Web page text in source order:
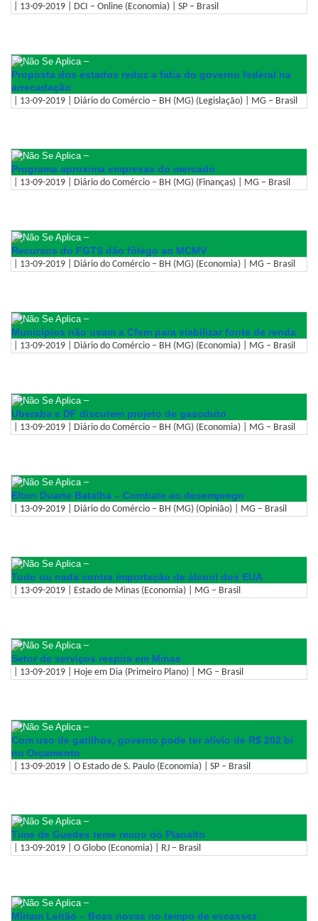
| 13-09-2019 | DCI – Online (Economia) | SP – Brasil
–
Proposta dos estados reduz a fatia do governo federal na
arrecadação
| 13-09-2019 | Diário do Comércio – BH (MG) (Legislação) | MG – Brasil
–
Programa aproxima empresas do mercado
| 13-09-2019 | Diário do Comércio – BH (MG) (Finanças) | MG – Brasil
–
Recursos do FGTS dão fôlego ao MCMV
| 13-09-2019 | Diário do Comércio – BH (MG) (Economia) | MG – Brasil
–
Municípios não usam a Cfem para viabilizar fonte de renda
| 13-09-2019 | Diário do Comércio – BH (MG) (Economia) | MG – Brasil
–
Uberaba e DF discutem projeto de gasoduto
| 13-09-2019 | Diário do Comércio – BH (MG) (Economia) | MG – Brasil
–
Elton Duarte Batalha – Combate ao desemprego
| 13-09-2019 | Diário do Comércio – BH (MG) (Opinião) | MG – Brasil
–
Tudo ou nada contra importação de álcool dos EUA
| 13-09-2019 | Estado de Minas (Economia) | MG – Brasil
–
Setor de serviços respira em Minas
| 13-09-2019 | Hoje em Dia (Primeiro Plano) | MG – Brasil
–
Com uso de gatilhos, governo pode ter alívio de R$ 202 bi
no Orçamento
| 13-09-2019 | O Estado de S. Paulo (Economia) | SP – Brasil
–
Time de Guedes teme recuo do Planalto
| 13-09-2019 | O Globo (Economia) | RJ – Brasil
–
Míriam Leitão – Boas novas no tempo de escassez